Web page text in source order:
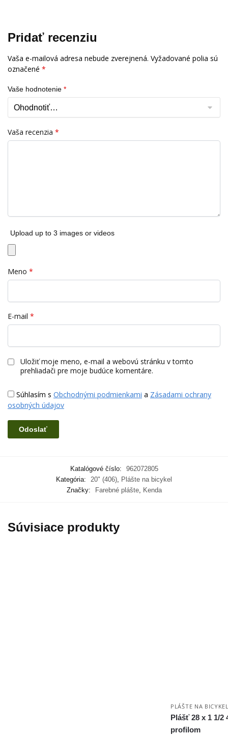
Pridať recenziu
Vaša e-mailová adresa nebude zverejnená. Vyžadované polia sú
označené *
Vaše hodnotenie *
Vaša recenzia *
Upload up to 3 images or videos
Meno *
E-mail *
Uložiť moje meno, e-mail a webovú stránku v tomto
prehliadači pre moje budúce komentáre.
Súhlasím s Obchodnými podmienkami a Zásadami ochrany
osobných údajov
Katalógové číslo:
962072805
Kategória:
20" (406), Plášte na bicykel
Značky:
Farebné plášte, Kenda
Súvisiace produkty
PLÁŠTE NA
Plášť 28 x 1 1/2
profilom